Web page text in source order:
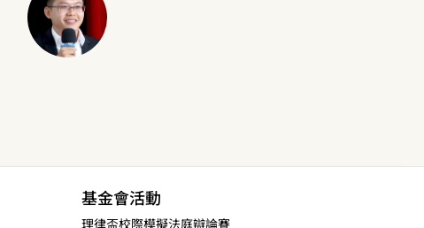
基金會活動
理律盃校際模擬法庭辯論賽